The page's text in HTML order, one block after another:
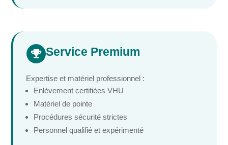
 Service Premium
Expertise et matériel professionnel :
Enlèvement certifiées VHU
Matériel de pointe
Procédures sécurité strictes
Personnel qualifié et expérimenté